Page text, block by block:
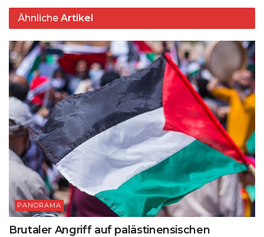
Ähnliche Artikel
PANORAMA
Brutaler Angriff auf palästinensischen